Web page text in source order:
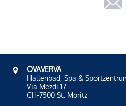
OVAVERVA
Hallenbad, Spa &
Via Mezdi 17
CH-7500 St. Moritz